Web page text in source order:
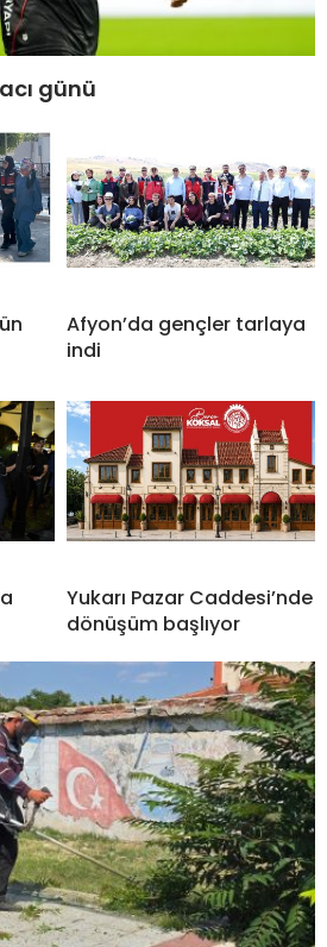
günü
Afyon’da gençler tarlaya
indi
Yukarı Pazar Caddesi’nde
dönüşüm başlıyor